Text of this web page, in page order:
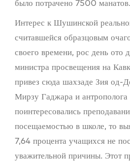
было потрачено 7500 манатов.
Интерес к Шушинской
считавшейся образцовым
своего времени, рос день ото
министра просвещения на
привез сюда шахзаде Зия од-
Мирзу Гаджара и
поинтересовались
посещаемостью в школе, то
7,64 процента учащихся не
уважительной причины. Этот